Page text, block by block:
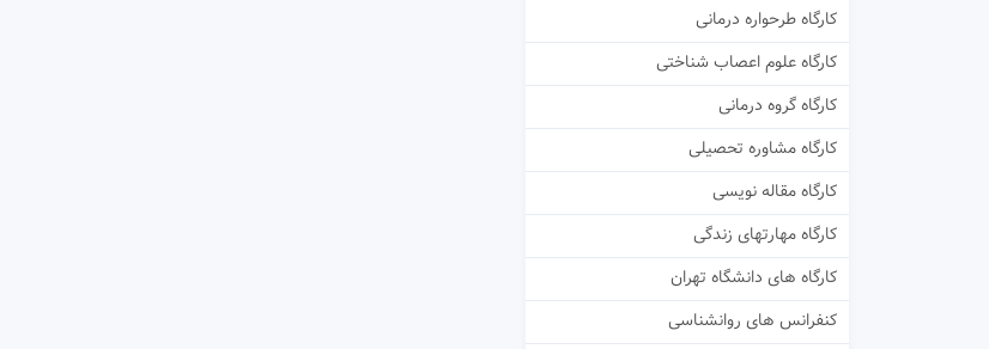
کارگاه طرحواره درمانی
کارگاه علوم اعصاب شناختی
کارگاه گروه درمانی
کارگاه مشاوره تحصیلی
کارگاه مقاله نویسی
کارگاه مهارتهای زندگی
کارگاه های دانشگاه تهران
کنفرانس های روانشناسی